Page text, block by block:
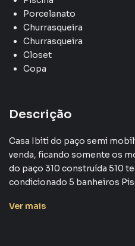
Porcelanato
Churrasqueira
Churrasqueira
Closet
Copa
Descrição
Casa Ibiti do paço semi
venda, ficando somente os móveis
do paço 310 construída 510
condicionado 5 banheiros
carros coberta para dois
Ver mais